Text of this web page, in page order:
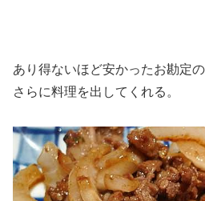
あり得ないほど安かったお勘定
さらに料理を出してくれる。